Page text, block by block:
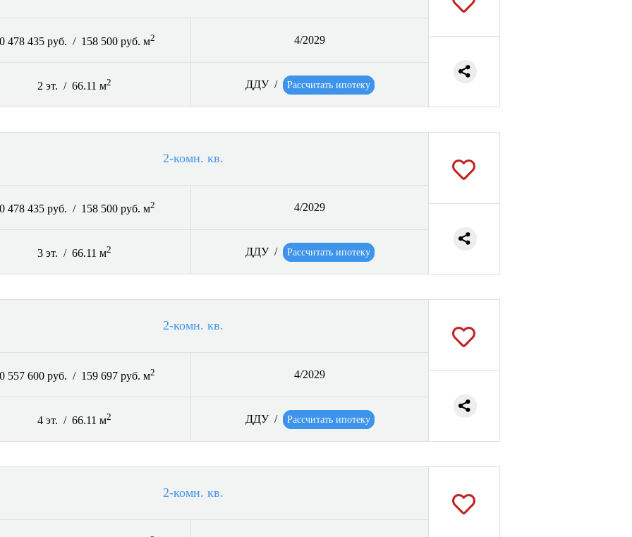
478 435 руб. / 158 500 руб. м2 4/2029
2 эт. / 66.11 м2 ДДУ / Рассчитать ипотеку
2-комн. кв.
478 435 руб. / 158 500 руб. м2 4/2029
3 эт. / 66.11 м2 ДДУ / Рассчитать ипотеку
2-комн. кв.
557 600 руб. / 159 697 руб. м2 4/2029
4 эт. / 66.11 м2 ДДУ / Рассчитать ипотеку
2-комн. кв.